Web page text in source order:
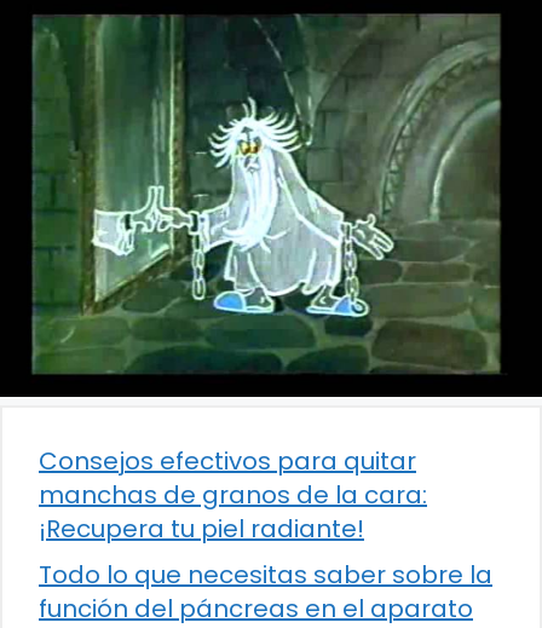
Consejos efectivos para quitar
manchas de granos de la cara:
¡Recupera tu piel radiante!
Todo lo que necesitas saber sobre la
función del páncreas en el aparato